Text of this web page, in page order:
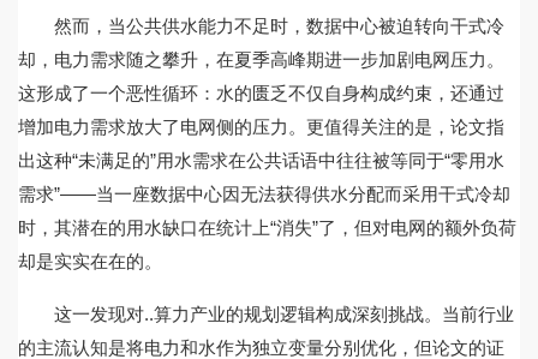
然而，当公共供水能力不足时，数据中心被迫转向干式冷
却，电力需求随之攀升，在夏季高峰期进一步加剧电网压力。
这形成了一个恶性循环：水的匮乏不仅自身构成约束，还通过
增加电力需求放大了电网侧的压力。更值得关注的是，论文指
出这种“未满足的”用水需求在公共话语中往往被等同于“零用水
需求”——当一座数据中心因无法获得供水分配而采用干式冷却
时，其潜在的用水缺口在统计上“消失”了，但对电网的额外负荷
却是实实在在的。
这一发现对..算力产业的规划逻辑构成深刻挑战。当前行业
的主流认知是将电力和水作为独立变量分别优化，但论文的证